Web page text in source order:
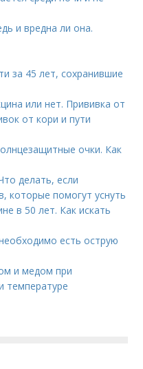
и вредна ли она.
за 45 лет, сохранившие
или нет. Прививка от
от кори и пути
очки. Как
делать, если
которые помогут уснуть
в 50 лет. Как искать
есть острую
и медом при
температуре